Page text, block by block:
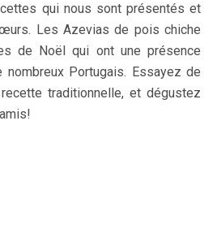
qui nous sont présentés et
Les Azevias de pois chiche
de Noël qui ont une présence
nombreux Portugais. Essayez de
traditionnelle, et dégustez